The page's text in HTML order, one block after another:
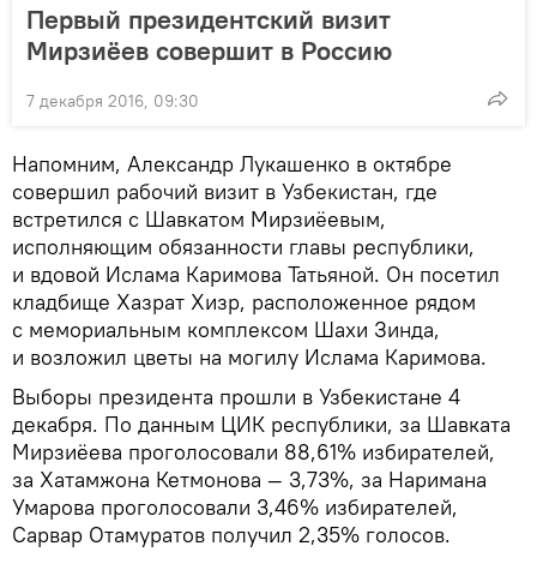
Первый президентский визит
Мирзиёев совершит в Россию
7 декабря 2016, 09:30
Напомним, Александр Лукашенко в октябре
совершил рабочий визит в Узбекистан, где
встретился с Шавкатом Мирзиёевым,
исполняющим обязанности главы республики,
и вдовой Ислама Каримова Татьяной. Он посетил
кладбище Хазрат Хизр, расположенное рядом
с мемориальным комплексом Шахи Зинда,
и возложил цветы на могилу Ислама Каримова.
Выборы президента прошли в Узбекистане 4
декабря. По данным ЦИК республики, за Шавката
Мирзиёева проголосовали 88,61% избирателей,
за Хатамжона Кетмонова — 3,73%, за Наримана
Умарова проголосовали 3,46% избирателей,
Сарвар Отамуратов получил 2,35% голосов.